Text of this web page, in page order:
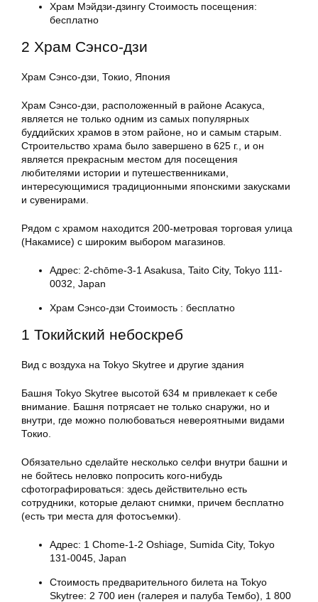
Храм Мэйдзи-дзингу Стоимость посещения:
бесплатно
2 Храм Сэнсо-дзи
Храм Сэнсо-дзи, Токио, Япония
Храм Сэнсо-дзи, расположенный в районе Асакуса,
является не только одним из самых популярных
буддийских храмов в этом районе, но и самым старым.
Строительство храма было завершено в 625 г., и он
является прекрасным местом для посещения
любителями истории и путешественниками,
интересующимися традиционными японскими закусками
и сувенирами.
Рядом с храмом находится 200-метровая торговая улица
(Накамисе) с широким выбором магазинов.
Адрес: 2-chōme-3-1 Asakusa, Taito City, Tokyo 111-
0032, Japan
Храм Сэнсо-дзи Стоимость : бесплатно
1 Токийский небоскреб
Вид с воздуха на Tokyo Skytree и другие здания
Башня Tokyo Skytree высотой 634 м привлекает к себе
внимание. Башня потрясает не только снаружи, но и
внутри, где можно полюбоваться невероятными видами
Токио.
Обязательно сделайте несколько селфи внутри башни и
не бойтесь неловко попросить кого-нибудь
сфотографироваться: здесь действительно есть
сотрудники, которые делают снимки, причем бесплатно
(есть три места для фотосъемки).
Адрес: 1 Chome-1-2 Oshiage, Sumida City, Tokyo
131-0045, Japan
Стоимость предварительного билета на Tokyo
Skytree: 2 700 иен (галерея и палуба Тембо), 1 800